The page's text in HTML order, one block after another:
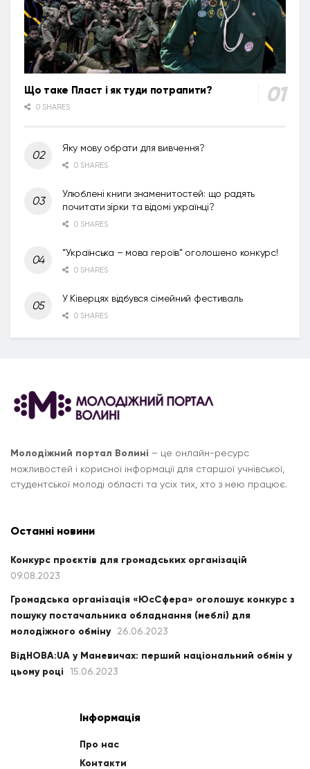
Що таке Пласт і як туди потрапити?
0 SHARES
Яку мову обрати для вивчення?
0 SHARES
Улюблені книги знаменитостей: що радять
почитати зірки та відомі українці?
0 SHARES
“Українська – мова героїв” оголошено конкурс!
0 SHARES
У Ківерцях відбувся сімейний фестиваль
0 SHARES
Молодіжний портал Волині – це онлайн-ресурс
можливостей і корисної інформації для старшої учнівської,
студентської молоді області та усіх тих, хто з нею працює.
Останні новини
Конкурс проєктів для громадських організацій
09.08.2023
Громадська організація «ЮсСфера» оголошує конкурс з
пошуку постачальника обладнання (меблі) для
молодіжного обміну
26.06.2023
ВідНОВА:UA у Маневичах: перший національний обмін у
цьому році
15.06.2023
Інформація
Про нас
Контакти